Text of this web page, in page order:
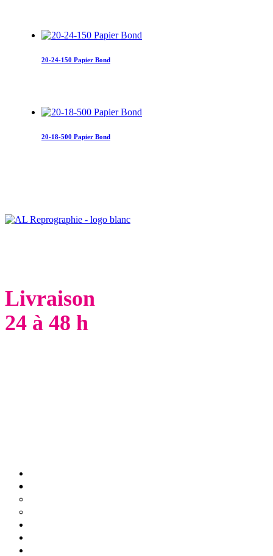
20-24-150 Papier Bond
20-18-500 Papier Bond
Livraison
24 à 48 h